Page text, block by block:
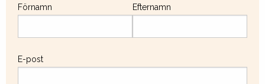
Förnamn Efternamn
E-post